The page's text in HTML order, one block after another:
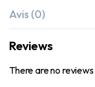
Avis (0)
Reviews
There are no